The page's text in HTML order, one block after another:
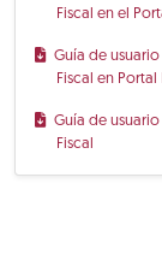
Fiscal en el
Guía de
Fiscal en
Guía de
Fiscal